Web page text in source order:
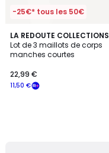
-25€* tous les 50€
LA REDOUTE COLLECTIONS
Lot de 3 maillots de corps
manches courtes
11,50 €
22,99 €